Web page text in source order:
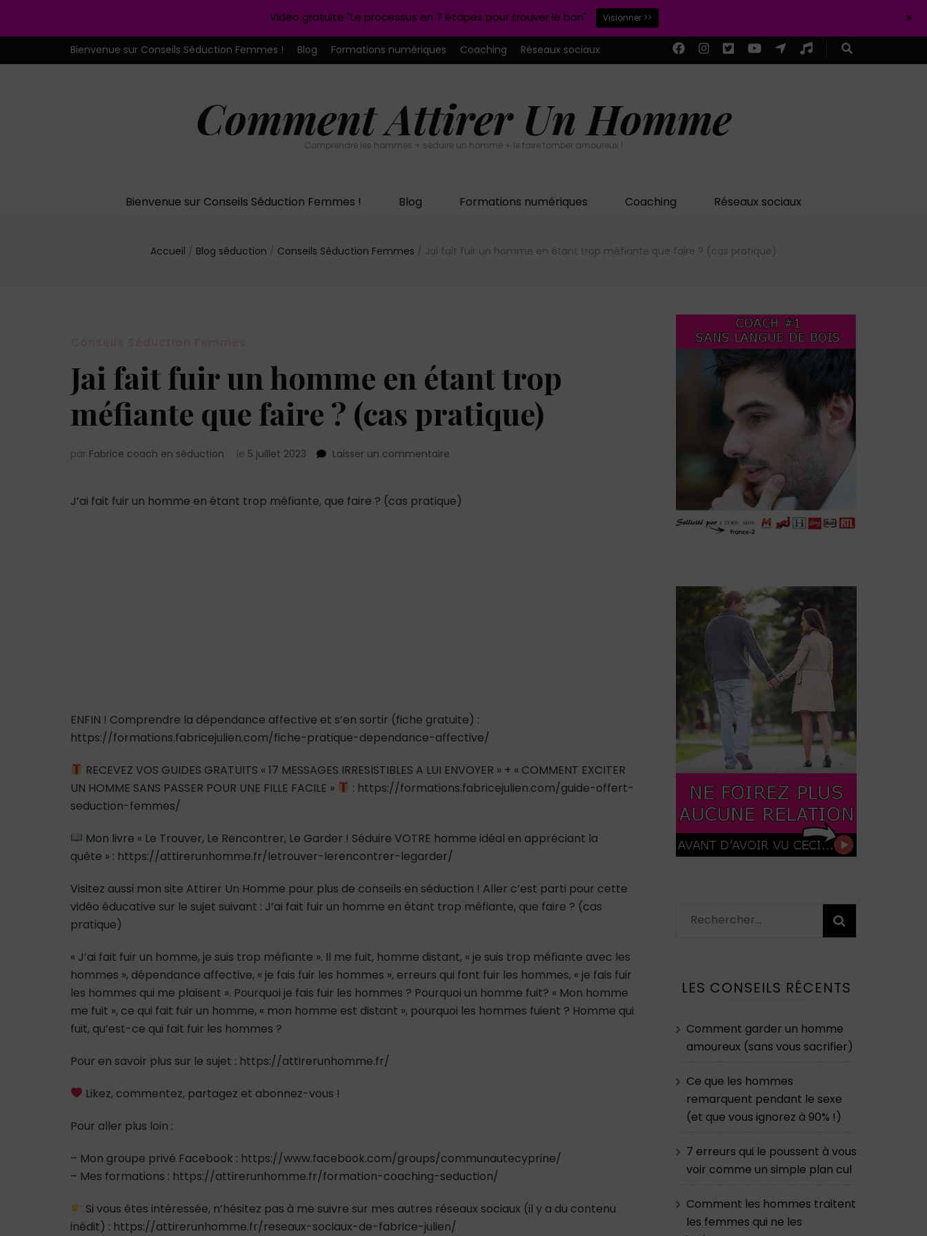
Bienvenue sur Conseils Séduction Femmes ! Blog Formations numériques Coaching Réseaux sociaux
Comment Attirer Un Homme
Comprendre les hommes + séduire un homme + le faire tomber amoureux !
Bienvenue sur Conseils Séduction Femmes ! Blog Formations numériques Coaching Réseaux sociaux
Accueil / Blog séduction / Conseils Séduction Femmes / Jai fait fuir un homme en étant trop méfiante que faire ? (cas pratique)
Jai fait fuir un homme en étant trop
méfiante que faire ? (cas pratique)
par Fabrice coach en séduction le 5 juillet 2023 Laisser un commentaire
fuir
un
J’ai fait fuir un homme en étant trop méfiante, que faire ? (cas pratique)
ENFIN ! Comprendre la dépendance affective et s’en sortir (fiche gratuite) :
https://formations.fabricejulien.com/fiche-pratique-dependance-affective/
RECEVEZ VOS GUIDES GRATUITS « 17 MESSAGES IRRESISTIBLES A LUI ENVOYER » + « COMMENT EXCITER
UN HOMME SANS PASSER POUR UNE FILLE FACILE »
: https://formations.fabricejulien.com/guide-offert-
seduction-femmes/
Mon livre « Le Trouver, Le Rencontrer, Le Garder ! Séduire VOTRE homme idéal en appréciant la
quête » : https://attirerunhomme.fr/letrouver-lerencontrer-legarder/
Visitez aussi mon site Attirer Un Homme pour plus de conseils en séduction ! Aller c’est parti pour cette
vidéo éducative sur le sujet suivant : J’ai fait fuir un homme en étant trop méfiante, que faire ? (cas
pratique)
« J’ai fait fuir un homme, je suis trop méfiante ». Il me fuit, homme distant, « je suis trop méfiante avec les
hommes », dépendance affective, « je fais fuir les hommes », erreurs qui font fuir les hommes, « je fais fuir
les hommes qui me plaisent ». Pourquoi je fais fuir les hommes ? Pourquoi un homme fuit? « Mon homme
me fuit », ce qui fait fuir un homme, « mon homme est distant », pourquoi les hommes fuient ? Homme qui
fuit, qu’est-ce qui fait fuir les hommes ?
Pour en savoir plus sur le sujet : https://attirerunhomme.fr/
Likez, commentez, partagez et abonnez-vous !
Pour aller plus loin :
– Mon groupe privé Facebook : https://www.facebook.com/groups/communautecyprine/
– Mes formations : https://attirerunhomme.fr/formation-coaching-seduction/
Si vous êtes intéressée, n’hésitez pas à me suivre sur mes autres réseaux sociaux (il y a du contenu
inédit) : https://attirerunhomme.fr/reseaux-sociaux-de-fabrice-julien/
Rechercher :
LES CONSEILS RÉCENTS
Comment garder un homme
amoureux (sans vous sacrifier)
Ce que les hommes
remarquent pendant le sexe
(et que vous ignorez à 90% !)
7 erreurs qui le poussent à vous
voir comme un simple plan cul
Comment les hommes traitent
les femmes qui ne les
Vidéo gratuite "Le processus en 7 étapes pour trouver le bon" Visionner >> +